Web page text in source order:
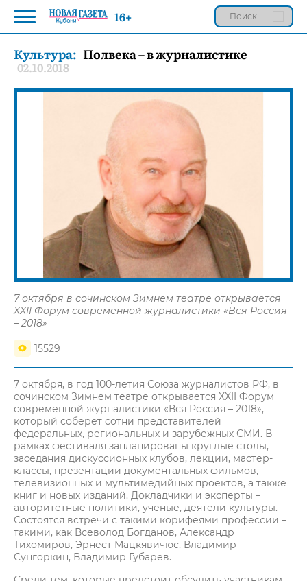
Культура: Полвека – в журналистике
02.10.2018
7 октября в сочинском Зимнем театре открывается
XXII Форум современной журналистики «Вся Россия
– 2018»
15529
7 октября, в год 100-летия Союза журналистов РФ, в
сочинском Зимнем театре открывается XXII Форум
современной журналистики «Вся Россия – 2018»,
который соберет сотни представителей
федеральных, региональных и зарубежных СМИ. В
рамках фестиваля запланированы круглые столы,
заседания дискуссионных клубов, лекции, мастер-
классы, презентации документальных фильмов,
телевизионных и мультимедийных проектов, а также
книг и новых изданий. Докладчики и эксперты –
авторитетные политики, ученые, деятели культуры.
Состоятся встречи с такими корифеями профессии –
такими, как Всеволод Богданов, Александр
Тихомиров, Эрнест Мацкявичюс, Владимир
Сунгоркин, Владимир Губарев.
16+